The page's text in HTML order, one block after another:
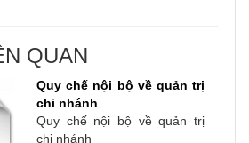
QUAN
Quy chế nội bộ về quản trị
chi nhánh
Quy chế nội bộ về quản trị
chi nhánh